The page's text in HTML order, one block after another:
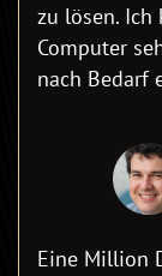
zu lösen. Ich
Computer
nach Bedarf
Eine Million